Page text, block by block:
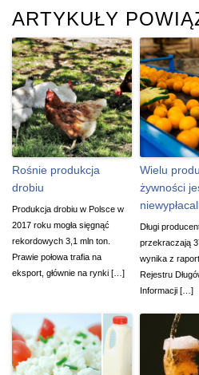
ARTYKUŁY
Rośnie produkcja
drobiu
Produkcja drobiu w Polsce w
2017 roku mogła sięgnąć
rekordowych 3,1 mln ton.
Prawie połowa trafia na
eksport, głównie na rynki […]
Wielu
żywności
Długi
przekraczają
wynika z
Rejestru
Informacji […]